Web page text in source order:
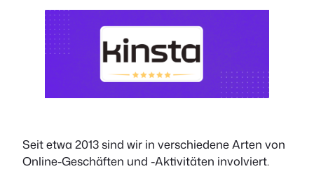
Seit etwa 2013 sind wir in verschiedene Arten von
Online-Geschäften und -Aktivitäten involviert.